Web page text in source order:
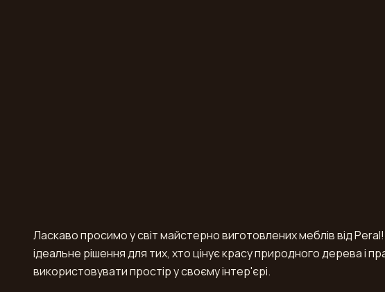
Ласкаво просимо у світ майстерно виготовлених меблів від
ідеальне рішення для тих, хто цінує красу природного дерева і
використовувати простір у своєму інтер'єрі.